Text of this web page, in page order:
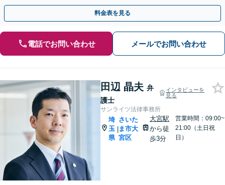
料金表を見る
電話でお問い合わせ メールでお問い合わせ
田辺 晶夫 弁
護士
インタビューを
見る
サンライツ法律事務所
埼
玉
県
|
さいた
ま市大
宮区
大宮駅
から徒
歩3分
営業時間：09:00~
21:00（土日祝
日）